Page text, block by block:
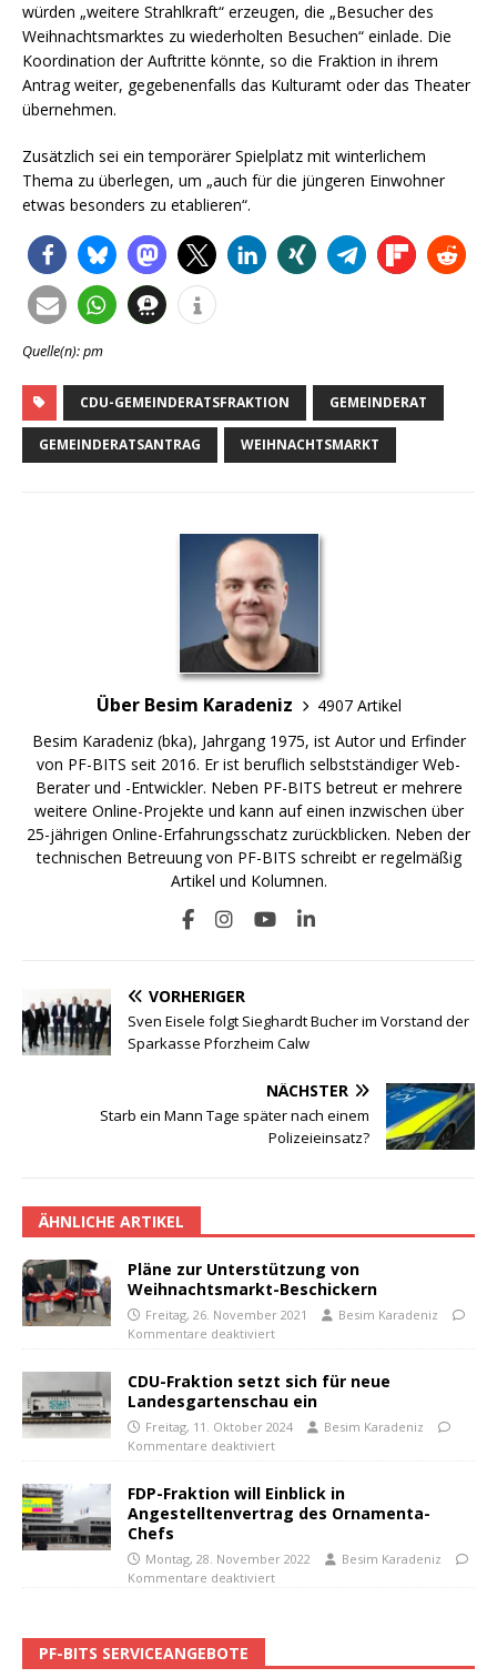
würden „weitere Strahlkraft“ erzeugen, die „Besucher des
Weihnachtsmarktes zu wiederholten Besuchen“ einlade. Die
Koordination der Auftritte könnte, so die Fraktion in ihrem
Antrag weiter, gegebenenfalls das Kulturamt oder das Theater
übernehmen.
Zusätzlich sei ein temporärer Spielplatz mit winterlichem
Thema zu überlegen, um „auch für die jüngeren Einwohner
etwas besonders zu etablieren“.
Quelle(n): pm
CDU-GEMEINDERATSFRAKTION GEMEINDERAT
GEMEINDERATSANTRAG WEIHNACHTSMARKT
Über Besim Karadeniz
4907 Artikel
Besim Karadeniz (bka), Jahrgang 1975, ist Autor und Erfinder
von PF-BITS seit 2016. Er ist beruflich selbstständiger Web-
Berater und -Entwickler. Neben PF-BITS betreut er mehrere
weitere Online-Projekte und kann auf einen inzwischen über
25-jährigen Online-Erfahrungsschatz zurückblicken. Neben der
technischen Betreuung von PF-BITS schreibt er regelmäßig
Artikel und Kolumnen.
VORHERIGER
Sven Eisele folgt Sieghardt Bucher im Vorstand der
Sparkasse Pforzheim Calw
NÄCHSTER
Starb ein Mann Tage später nach einem
Polizeieinsatz?
ÄHNLICHE ARTIKEL
Pläne zur Unterstützung von
Weihnachtsmarkt-Beschickern
Freitag, 26. November 2021
Besim Karadeniz
Kommentare deaktiviert
CDU-Fraktion setzt sich für neue
Landesgartenschau ein
Freitag, 11. Oktober 2024
Besim Karadeniz
Kommentare deaktiviert
FDP-Fraktion will Einblick in
Angestelltenvertrag des Ornamenta-
Chefs
Montag, 28. November 2022
Besim Karadeniz
Kommentare deaktiviert
PF-BITS SERVICEANGEBOTE